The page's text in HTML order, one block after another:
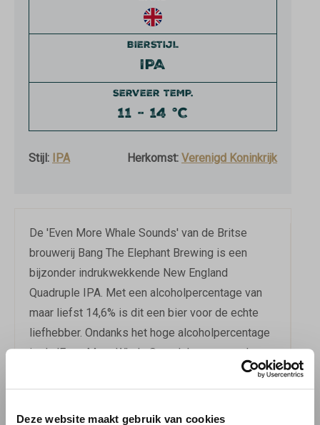
Deze website maakt gebruik van cookies
BIERSTIJL
IPA
SERVEER TEMP.
11 - 14 °C
Stijl: IPA Herkomst: Verenigd Koninkrijk
De 'Even More Whale Sounds' van de Britse
brouwerij Bang The Elephant Brewing is een
bijzonder indrukwekkende New England
Quadruple IPA. Met een alcoholpercentage van
maar liefst 14,6% is dit een bier voor de echte
liefhebber. Ondanks het hoge alcoholpercentage
is de 'Even More Whale Sounds' verrassend
gebalanceerd en toegankelijk. Dit komt door de
rijke, complexe hopsamenstelling en de
zijdezachte body, die het bier een aangename